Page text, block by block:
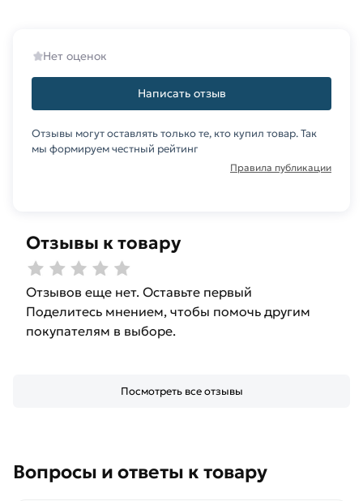
Отзывы к товару
Отзывов еще нет. Оставьте первый
Поделитесь мнением, чтобы помочь другим
покупателям в выборе.
Посмотреть все отзывы
Нет оценок
Написать отзыв
Отзывы могут оставлять только те, кто купил товар. Так
мы формируем честный рейтинг
Правила публикации
Вопросы и ответы к товару